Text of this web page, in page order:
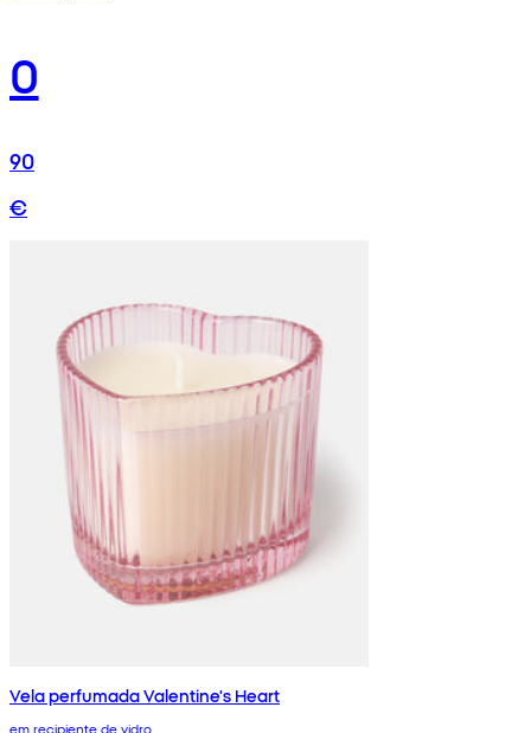
0
90
€
Vela perfumada Valentine's Heart
em recipiente de vidro